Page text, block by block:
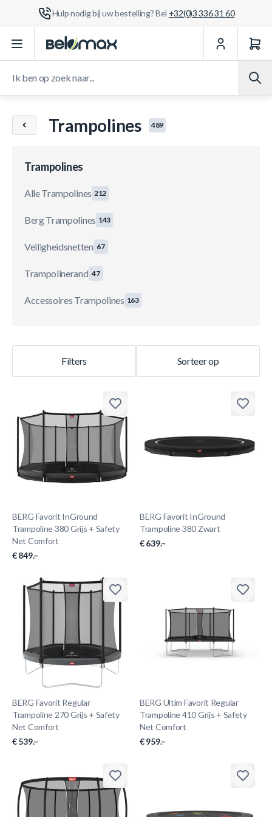
Hulp nodig bij uw bestelling? Bel +32(0)3 336 31 60
Ga naar de inhoud
Trampolines 489
Trampolines
Alle Trampolines 212
Berg Trampolines 143
Veiligheidsnetten 67
Trampolinerand 47
Accessoires Trampolines 163
Sorteer op
Filters
BERG Favorit InGround
Trampoline 380 Grijs + Safety
Net Comfort
€ 849.–
BERG Favorit InGround
Trampoline 380 Zwart
€ 639.–
BERG Favorit Regular
Trampoline 270 Grijs + Safety
Net Comfort
€ 539.–
BERG Ultim Favorit Regular
Trampoline 410 Grijs + Safety
Net Comfort
€ 959.–